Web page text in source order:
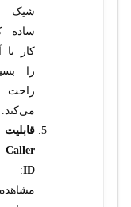
شیک
ساده
کار با
را
راحت
می‌کند.
قابلیت
Caller
ID
:
مشاهده